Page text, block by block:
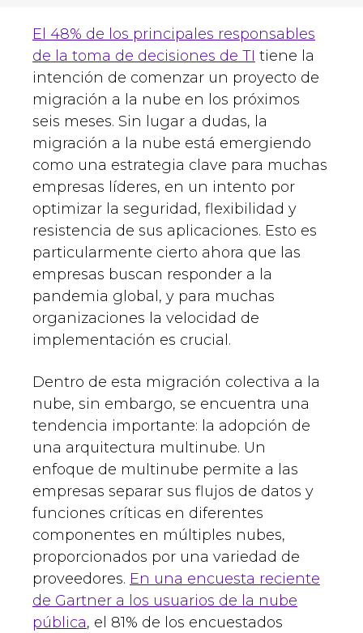
El 48% de los principales responsables
de la toma de decisiones de TI tiene la
intención de comenzar un proyecto de
migración a la nube en los próximos
seis meses. Sin lugar a dudas, la
migración a la nube está emergiendo
como una estrategia clave para muchas
empresas líderes, en un intento por
optimizar la seguridad, flexibilidad y
resistencia de sus aplicaciones. Esto es
particularmente cierto ahora que las
empresas buscan responder a la
pandemia global, y para muchas
organizaciones la velocidad de
implementación es crucial.
Dentro de esta migración colectiva a la
nube, sin embargo, se encuentra una
tendencia importante: la adopción de
una arquitectura multinube. Un
enfoque de multinube permite a las
empresas separar sus flujos de datos y
funciones críticas en diferentes
componentes en múltiples nubes,
proporcionados por una variedad de
proveedores. En una encuesta reciente
de Gartner a los usuarios de la nube
pública, el 81% de los encuestados